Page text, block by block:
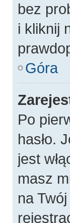
bez
i kliknij
Góra
Po
hasło.
jest
masz
na